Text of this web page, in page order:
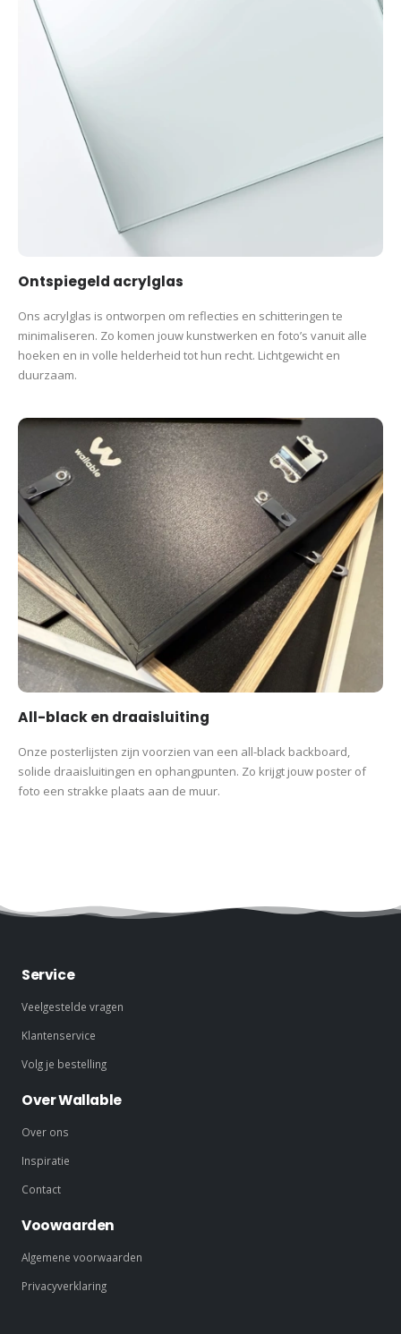
Ontspiegeld acrylglas
Ons acrylglas is ontworpen om reflecties en schitteringen te
minimaliseren. Zo komen jouw kunstwerken en foto’s vanuit alle
hoeken en in volle helderheid tot hun recht. Lichtgewicht en
duurzaam.
All-black en draaisluiting
Onze posterlijsten zijn voorzien van een all-black backboard,
solide draaisluitingen en ophangpunten. Zo krijgt jouw poster of
foto een strakke plaats aan de muur.
Service
Veelgestelde vragen
Klantenservice
Volg je bestelling
Over Wallable
Over ons
Inspiratie
Contact
Voowaarden
Algemene voorwaarden
Privacyverklaring